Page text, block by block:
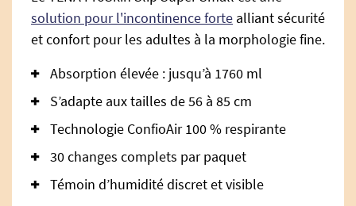
solution pour l'incontinence forte alliant sécurité
et confort pour les adultes à la morphologie fine.
Absorption élevée : jusqu’à 1760 ml
S’adapte aux tailles de 56 à 85 cm
Technologie ConfioAir 100 % respirante
30 changes complets par paquet
Témoin d’humidité discret et visible